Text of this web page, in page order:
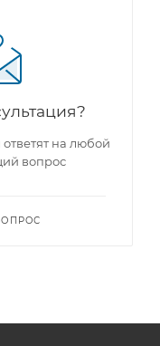
на любой
вопрос